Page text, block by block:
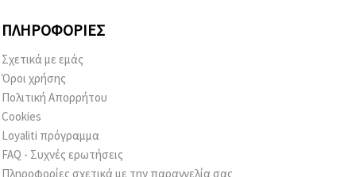
ΠΛΗΡΟΦΟΡΊΕΣ
Σχετικά με εμάς
Όροι χρήσης
Πολιτική Απορρήτου
Cookies
Loyaliti πρόγραμμα
FAQ - Συχνές ερωτήσεις
Πληροφορίες σχετικά με την παραγγελία σας